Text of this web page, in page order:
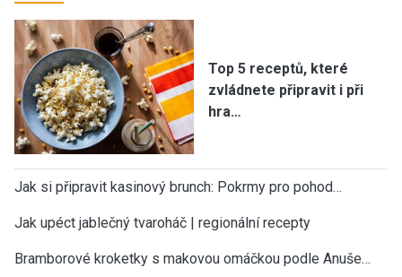
Top 5 receptů, které
zvládnete připravit i při
hra…
Jak si připravit kasinový brunch: Pokrmy pro pohod…
Jak upéct jablečný tvaroháč | regionální recepty
Bramborové kroketky s makovou omáčkou podle Anuše…